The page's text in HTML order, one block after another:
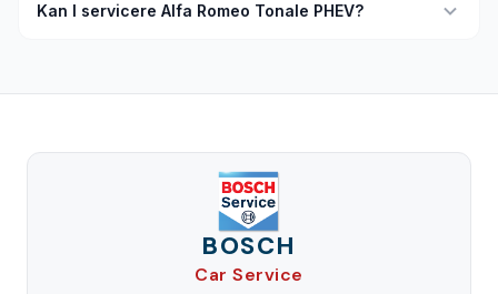
Kan I servicere Alfa Romeo Tonale PHEV?
BOSCH
Car Service